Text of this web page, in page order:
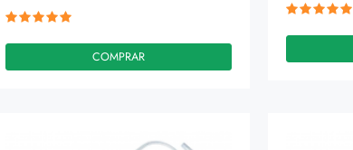
COMPRAR